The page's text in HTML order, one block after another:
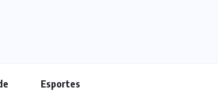
Esportes